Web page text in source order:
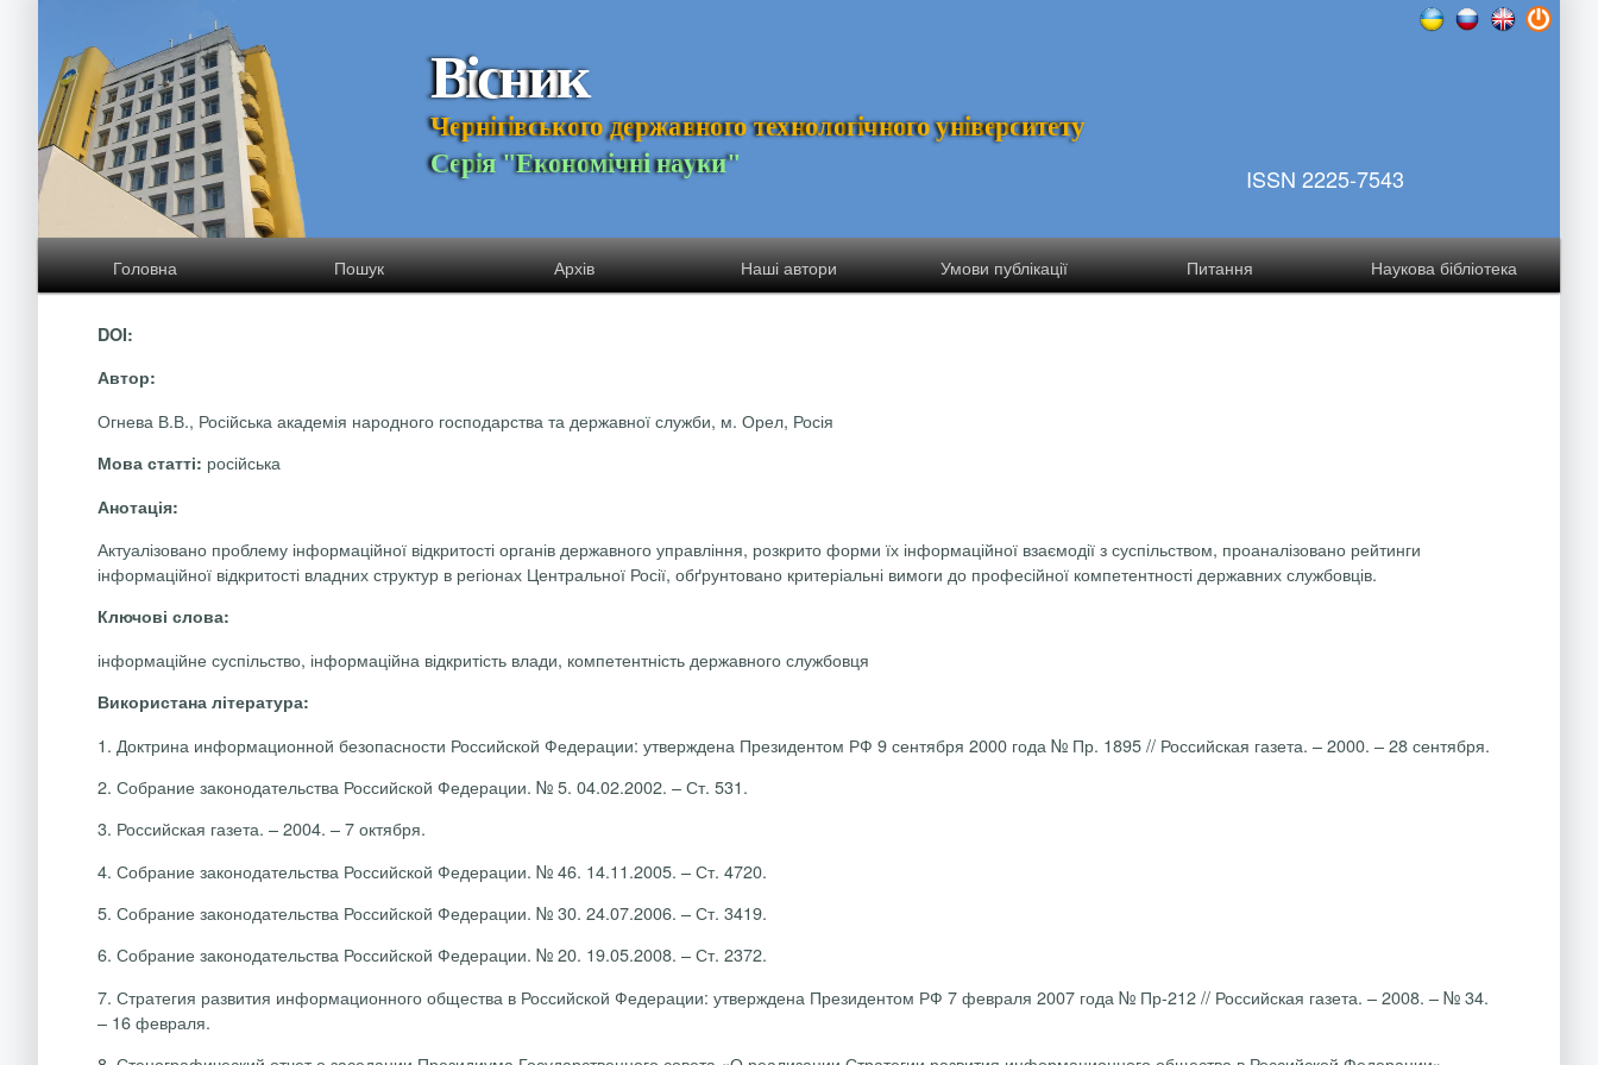
Вісник
Чернігівського державного технологічного університету
Серія "Економічні науки" ISSN 2225-7543
Головна Пошук Архів Наші автори Умови публікації Питання Наукова бібліотека
DOI:
Автор:
Огнева В.В., Російська академія народного господарства та державної служби, м. Орел, Росія
Мова статті: російська
Анотація:
Актуалізовано проблему інформаційної відкритості органів державного управління, розкрито форми їх інформаційної взаємодії з суспільством, проаналізовано рейтинги
інформаційної відкритості владних структур в регіонах Центральної Росії, обґрунтовано критеріальні вимоги до професійної компетентності державних службовців.
Ключові слова:
інформаційне суспільство, інформаційна відкритість влади, компетентність державного службовця
Використана література:
1. Доктрина информационной безопасности Российской Федерации: утверждена Президентом РФ 9 сентября 2000 года № Пр. 1895 // Российская газета. – 2000. – 28 сентября.
2. Собрание законодательства Российской Федерации. № 5. 04.02.2002. – Ст. 531.
3. Российская газета. – 2004. – 7 октября.
4. Собрание законодательства Российской Федерации. № 46. 14.11.2005. – Ст. 4720.
5. Собрание законодательства Российской Федерации. № 30. 24.07.2006. – Ст. 3419.
6. Собрание законодательства Российской Федерации. № 20. 19.05.2008. – Ст. 2372.
7. Стратегия развития информационного общества в Российской Федерации: утверждена Президентом РФ 7 февраля 2007 года № Пр-212 // Российская газета. –2008. – № 34.
– 16 февраля.